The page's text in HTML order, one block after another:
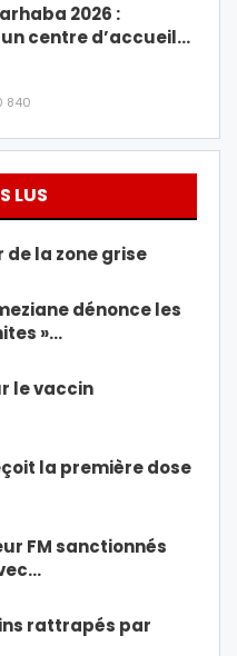
2026 :
centre d’accueil…
840
LUS
la zone grise
dénonce les
»…
le vaccin
la première dose
FM sanctionnés
rattrapés par